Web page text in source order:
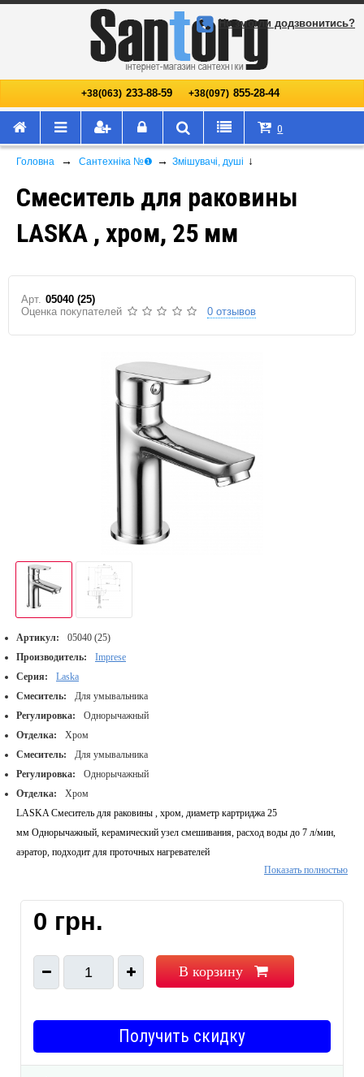
+38(063) 233-88-59 +38(097) 855-28-44
Не змогли додзвонитись?
0
Головна → Сантехніка №❶ → Змішувачі, душі ↓
Смеситель для раковины
LASKA , хром, 25 мм
Арт. 05040 (25)
Оценка покупателей
0 отзывов
Артикул:
05040 (25)
Производитель:
Imprese
Серия:
Laska
Смеситель:
Для умывальника
Регулировка:
Однорычажный
Отделка:
Хром
Смеситель:
Для умывальника
Регулировка:
Однорычажный
Отделка:
Хром
LASKA Смеситель для раковины , хром, диаметр картриджа 25
мм Однорычажный, керамический узел смешивания, расход воды до 7 л/мин,
аэратор, подходит для проточных нагревателей
Монтаж: Горизонтальный/настольный
Цвет/тип покрытия: Хром
Показать полностью
0 грн.
1 В корзину
Получить скидку